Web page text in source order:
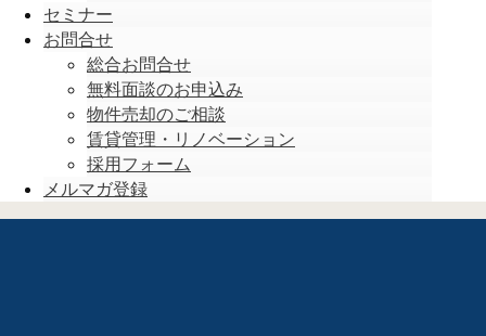
セミナー
お問合せ
総合お問合せ
無料面談のお申込み
物件売却のご相談
賃貸管理・リノベーション
採用フォーム
メルマガ登録